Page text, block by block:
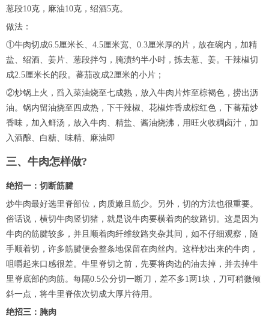
葱段10克，麻油10克，绍酒5克。
做法：
①牛肉切成6.5厘米长、4.5厘米宽、0.3厘米厚的片，放在碗内，加精
盐、绍酒、姜片、葱段拌匀，腌渍约半小时，拣去葱、姜。干辣椒切
成2.5厘米长的段。蕃茄改成2厘米的小片；
②炒锅上火，舀入菜油烧至七成熟，放入牛肉片炸至棕褐色，捞出沥
油。锅内留油烧至四成热，下干辣椒、花椒炸香成棕红色，下蕃茄炒
香味，加入鲜汤，放入牛肉、精盐、酱油烧沸，用旺火收稠卤汁，加
入酒酿、白糖、味精、麻油即
三、牛肉怎样做?
绝招一：切断筋腱
炒牛肉最好选里脊部位，肉质嫩且筋少。另外，切的方法也很重要。
俗话说，横切牛肉竖切猪，就是说牛肉要横着肉的纹路切。这是因为
牛肉的筋腱较多，并且顺着肉纤维纹路夹杂其间，如不仔细观察，随
手顺着切，许多筋腱便会整条地保留在肉丝内。这样炒出来的牛肉，
咀嚼起来口感很差。牛里脊切之前，先要将肉边的油去掉，并去掉牛
里脊底部的肉筋。每隔0.5公分切一断刀，差不多1两1块，刀可稍微倾
斜一点，将牛里脊依次切成大厚片待用。
绝招三：腌肉